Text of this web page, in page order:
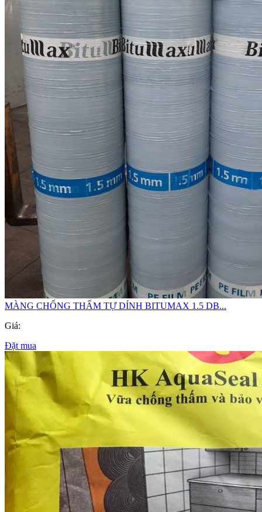
MÀNG CHỐNG THẤM TỰ DÍNH BITUMAX 1.5 DB...
Giá:
Đặt mua